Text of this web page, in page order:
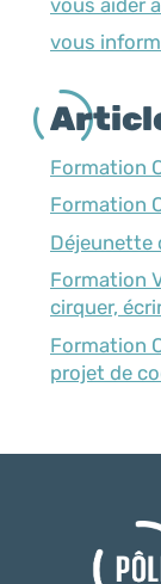
vous
Formation
Formation
Déjeunette
Formation
cirquer,
Formation
projet de